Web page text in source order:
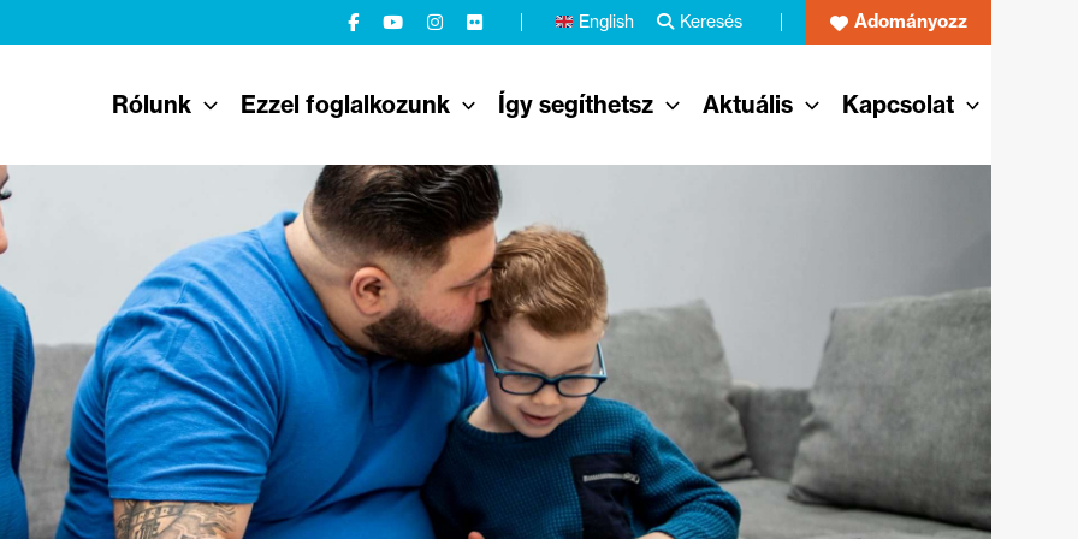
English Keresés Adományozz
Rólunk Ezzel foglalkozunk Így segíthetsz Aktuális Kapcsolat